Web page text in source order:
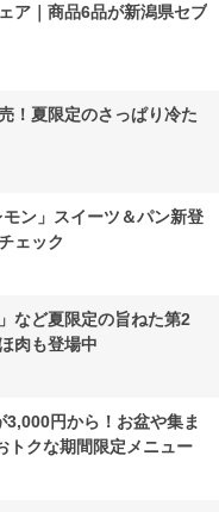
ア｜商品6品が新潟県セブ
！夏限定のさっぱり冷た
ン」スイーツ＆パン新登
ェック
など夏限定の旨ねた第2
肉も登場中
円から！お盆や集ま
トクな期間限定メニュー